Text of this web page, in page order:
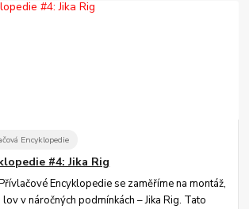
Encyklopedie
#4: Jika Rig
Encyklopedie se zaměříme na montáž,
v náročných podmínkách – Jika Rig. Tato